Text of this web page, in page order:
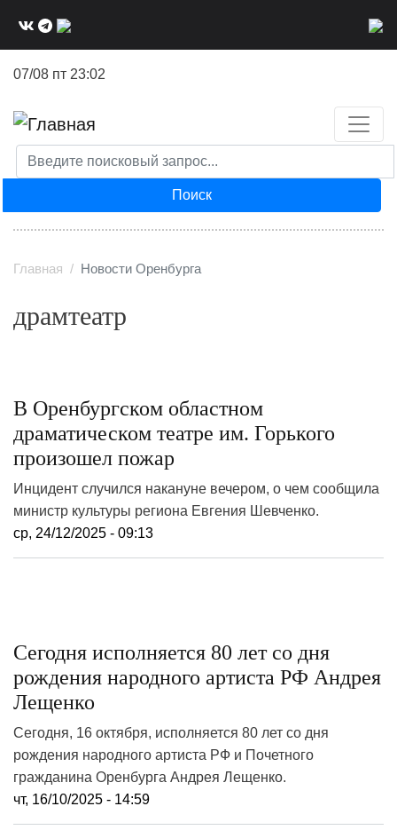
07/08 пт 23:02
Поиск
Главная Новости Оренбурга
драмтеатр
В Оренбургском областном
драматическом театре им. Горького
произошел пожар
Инцидент случился накануне вечером, о чем сообщила
министр культуры региона Евгения Шевченко.
ср, 24/12/2025 - 09:13
Сегодня исполняется 80 лет со дня
рождения народного артиста РФ Андрея
Лещенко
Сегодня, 16 октября, исполняется 80 лет со дня
рождения народного артиста РФ и Почетного
гражданина Оренбурга Андрея Лещенко.
чт, 16/10/2025 - 14:59